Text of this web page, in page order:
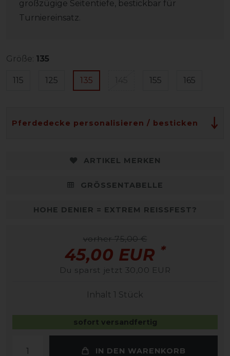
großzügige Seitentiefe, bestickbar für
Turniereinsatz.
Größe: 135
115 125 135 155 165
Pferdedecke personalisieren / besticken
ARTIKEL MERKEN
GRÖSSENTABELLE
HOHE DENIER = EXTREM REISSFEST?
vorher 75,00 €
45,00 EUR *
Du sparst jetzt 30,00 EUR
Inhalt 1 Stück
sofort versandfertig
IN DEN WARENKORB